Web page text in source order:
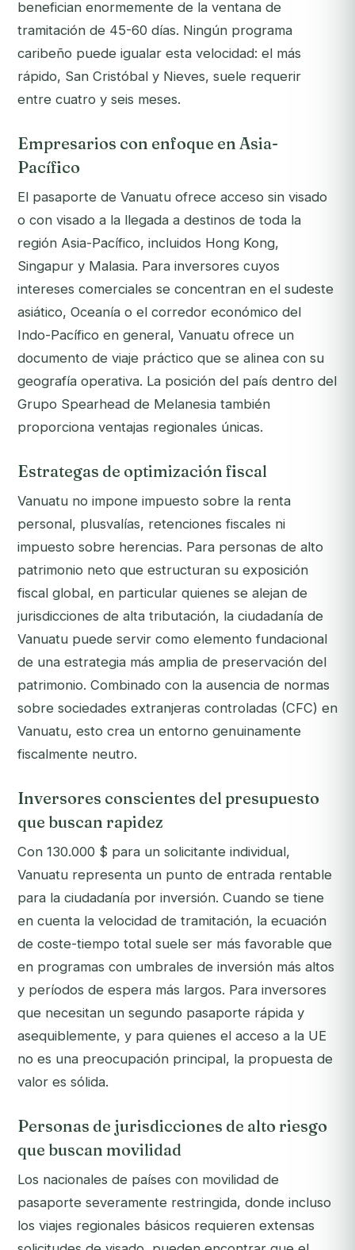
benefician enormemente de la ventana de
tramitación de 45-60 días. Ningún programa
caribeño puede igualar esta velocidad: el más
rápido, San Cristóbal y Nieves, suele requerir
entre cuatro y seis meses.
Empresarios con enfoque en Asia-
Pacífico
El pasaporte de Vanuatu ofrece acceso sin visado
o con visado a la llegada a destinos de toda la
región Asia-Pacífico, incluidos Hong Kong,
Singapur y Malasia. Para inversores cuyos
intereses comerciales se concentran en el sudeste
asiático, Oceanía o el corredor económico del
Indo-Pacífico en general, Vanuatu ofrece un
documento de viaje práctico que se alinea con su
geografía operativa. La posición del país dentro del
Grupo Spearhead de Melanesia también
proporciona ventajas regionales únicas.
Estrategas de optimización fiscal
Vanuatu no impone impuesto sobre la renta
personal, plusvalías, retenciones fiscales ni
impuesto sobre herencias. Para personas de alto
patrimonio neto que estructuran su exposición
fiscal global, en particular quienes se alejan de
jurisdicciones de alta tributación, la ciudadanía de
Vanuatu puede servir como elemento fundacional
de una estrategia más amplia de preservación del
patrimonio. Combinado con la ausencia de normas
sobre sociedades extranjeras controladas (CFC) en
Vanuatu, esto crea un entorno genuinamente
fiscalmente neutro.
Inversores conscientes del presupuesto
que buscan rapidez
Con 130.000 $ para un solicitante individual,
Vanuatu representa un punto de entrada rentable
para la ciudadanía por inversión. Cuando se tiene
en cuenta la velocidad de tramitación, la ecuación
de coste-tiempo total suele ser más favorable que
en programas con umbrales de inversión más altos
y períodos de espera más largos. Para inversores
que necesitan un segundo pasaporte rápida y
asequiblemente, y para quienes el acceso a la UE
no es una preocupación principal, la propuesta de
valor es sólida.
Personas de jurisdicciones de alto riesgo
que buscan movilidad
Los nacionales de países con movilidad de
pasaporte severamente restringida, donde incluso
los viajes regionales básicos requieren extensas